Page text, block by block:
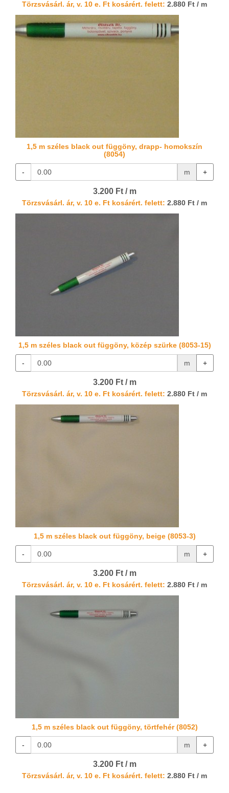
Törzsvásárl. ár, v. 10 e. Ft kosárért. felett: 2.880 Ft / m
1,5 m széles black out függöny, drapp- homokszín
(8054)
- m +
3.200 Ft / m
Törzsvásárl. ár, v. 10 e. Ft kosárért. felett: 2.880 Ft / m
1,5 m széles black out függöny, közép szürke (8053-15)
- m +
3.200 Ft / m
Törzsvásárl. ár, v. 10 e. Ft kosárért. felett: 2.880 Ft / m
1,5 m széles black out függöny, beige (8053-3)
- m +
3.200 Ft / m
Törzsvásárl. ár, v. 10 e. Ft kosárért. felett: 2.880 Ft / m
1,5 m széles black out függöny, törtfehér (8052)
- m +
3.200 Ft / m
Törzsvásárl. ár, v. 10 e. Ft kosárért. felett: 2.880 Ft / m